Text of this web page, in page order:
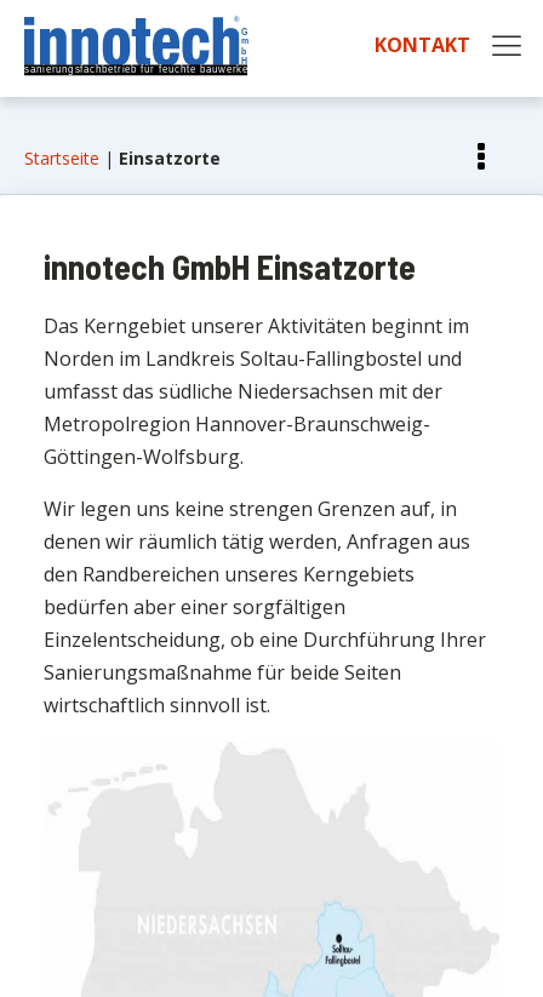
KONTAKT
Startseite | Einsatzorte
innotech GmbH Einsatzorte
Das Kerngebiet unserer Aktivitäten beginnt im
Norden im Landkreis Soltau-Fallingbostel und
umfasst das südliche Niedersachsen mit der
Metropolregion Hannover-Braunschweig-
Göttingen-Wolfsburg.
Wir legen uns keine strengen Grenzen auf, in
denen wir räumlich tätig werden, Anfragen aus
den Randbereichen unseres Kerngebiets
bedürfen aber einer sorgfältigen
Einzelentscheidung, ob eine Durchführung Ihrer
Sanierungsmaßnahme für beide Seiten
wirtschaftlich sinnvoll ist.